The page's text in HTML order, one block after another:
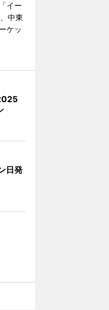
イー
中東
ケッ
日発